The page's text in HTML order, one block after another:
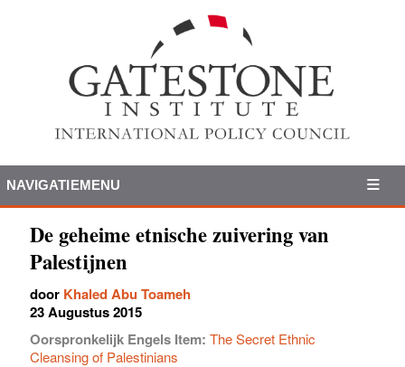
NAVIGATIEMENU
De geheime etnische zuivering van
Palestijnen
door Khaled Abu Toameh
23 Augustus 2015
Oorspronkelijk Engels Item: The Secret Ethnic
Cleansing of Palestinians